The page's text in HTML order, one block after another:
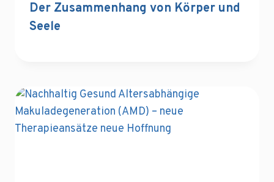
Der Zusammenhang von Körper und
Seele